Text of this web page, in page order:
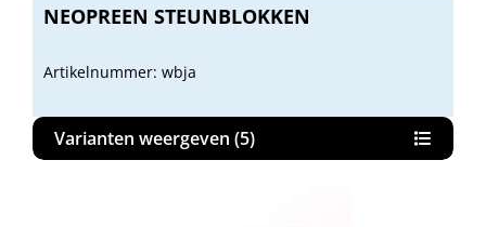
NEOPREEN STEUNBLOKKEN
Artikelnummer: wbja
Varianten weergeven (5)